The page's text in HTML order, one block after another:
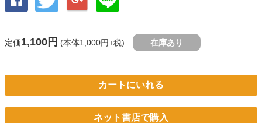
定価1,100円 (本体1,000円+税) 在庫あり
カートにいれる
ネット書店で購入